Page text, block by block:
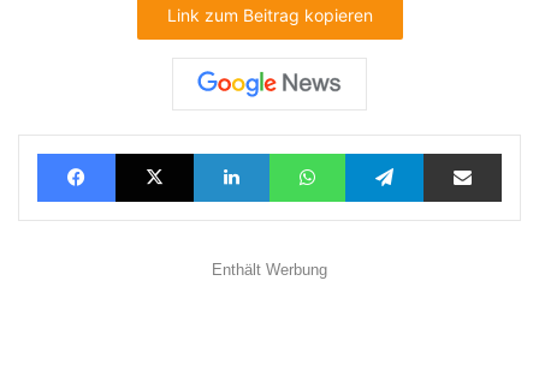
Link zum Beitrag kopieren
FacebookX LinkedInWhatsAppTelegramTeilen via E-Mail
Enthält Werbung